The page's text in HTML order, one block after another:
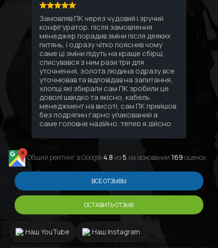
Замовляв ПК через чудовий і зручий
конфігуратор, після замовлення
менеджер порадив зміни після деяких
питянь, і одразу чітко пояснив чому
саме ці зміни підуть на краще сбірці,
списувався з ним рази три для
уточнення, золота людина одразу все
уточнював та відповідав на запитання,
хлопці які збирали сам ПК зробили це
доволі швидко та якісно, кабель
менеджмент на висоті, сам ПК прийшов
без подряпин гарно упакований а
саме головне надійно, тепер я дійсно
останні 10 років найкращий сервіс та
Общий рейтинг в Google 4.8 из5,на основании 169 оценок .
ВСЕ ОТЗЫВЫ
ОСТАВИТЬ ОТЗЫВ
Наш YouTube Наш Instagram